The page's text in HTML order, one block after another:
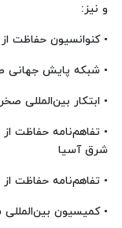
و نیز:
• کنوانسیون حفاظت
• شبکه پایش جهانی
• ابتکار بین‌المللی
• تفاهم‌نامه حفاظت
شرق آسیا
• تفاهم‌نامه حفاظت
• کمیسیون